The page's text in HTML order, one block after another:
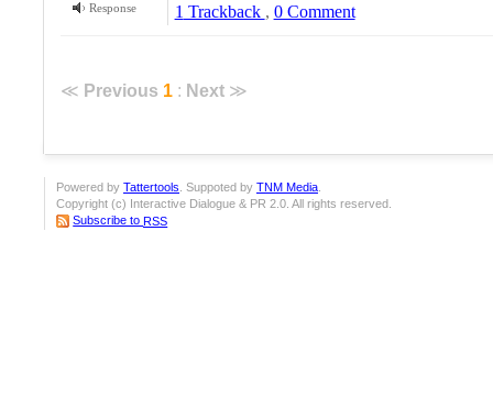
Response
1 Trackback , 0 Comment
≪ Previous 1 : Next ≫
Powered by Tattertools . Suppoted by TNM Media
Copyright (c) Interactive Dialogue & PR 2.0. All rights reserved.
Subscribe toRSS